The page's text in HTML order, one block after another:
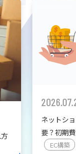
イン一覧
ネットシ
要？初期
を紹介
EC構築